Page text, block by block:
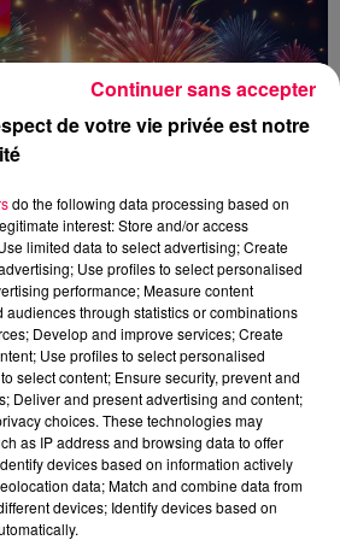
de votre vie privée est notre
do the following data processing based on
interest: Store and/or access
limited data to select advertising; Create
Use profiles to select personalised
performance; Measure content
audiences through statistics or combinations
Develop and improve services; Create
Use profiles to select personalised
select content; Ensure security, prevent and
Deliver and present advertising and content;
choices. These technologies may
as IP address and browsing data to offer
devices based on information actively
data; Match and combine data from
devices; Identify devices based on
Continuer sans accepter